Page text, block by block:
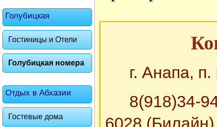
Голубицкая
Гостиницы и Отели
Голубицкая номера
Отдых в Абхазии
Гостевые дома
г. Анапа,
8(918)34-
6028